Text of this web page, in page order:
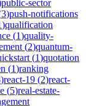
public-sector
3)push-notifications
)qualification
(1)quality-
(2)quantum-
(1)quotation
(1)ranking
)react-19 (2)react-
(5)real-estate-